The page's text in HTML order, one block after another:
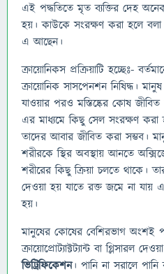
এই পদ্ধতিতে মৃত ব্যক্তির দেহ
হয়। কাউকে সংরক্ষণ করা হলে বলা
এ আছেন।
ক্রায়োনিকস প্রক্রিয়াটি হচ্ছেঃ-
ক্রায়োনিক সাসপেনশন নিষিদ্ধ।
যাওয়ার পরও মস্তিষ্কের কোষ
এর মাধ্যমে কিছু সেল সংরক্ষণ করা
তাদের আবার জীবিত করা সম্ভব।
শরীরকে স্থির অবস্থায় আনতে
শরীরের কিছু ক্রিয়া চলতে থাকে।
দেওয়া হয় যাতে রক্ত জমে না যায়
হয়।
মানুষের কোষের বেশিরভাগ অংশই
ক্রায়োপ্রোট্যাক্টট্যান্ট বা গ্লিসারল
ভিট্রিফিকেশন। পানি না সরালে